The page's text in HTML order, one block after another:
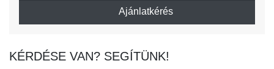
Ajánlatkérés
KÉRDÉSE VAN? SEGÍTÜNK!